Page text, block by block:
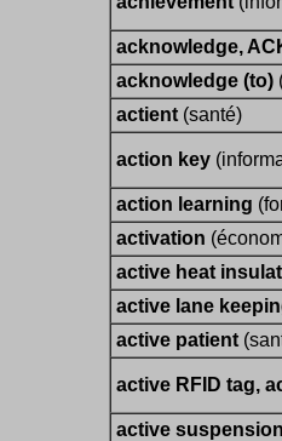
acknowledge,
acknowledge (to)
actient (santé)
action key
action learning
activation
active heat
active lane
active patient
active RFID tag,
active